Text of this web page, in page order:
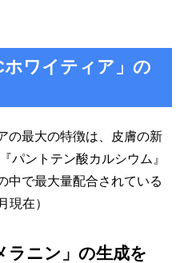
ホワイティア」の
の最大の特徴は、皮膚の新
パントテン酸カルシウム』
中で最大量配合されている
現在）
ラニン」の生成を